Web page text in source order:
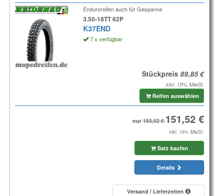
Enduroreifen auch für Gespanne
3.50-18TT 62P
K37END
7 x verfügbar
Stückpreis
inkl. 19% MwSt.
Reifen auswählen
nur
inkl. 19% MwSt.
Satz kaufen
Details
Versand / Lieferzeiten